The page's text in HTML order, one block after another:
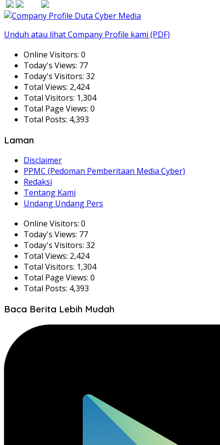
Unduh atau lihat Company Profile kami (PDF)
Online Visitors: 0
Today's Views: 77
Today's Visitors: 32
Total Views: 2,424
Total Visitors: 1,304
Total Page Views: 0
Total Posts: 4,393
Laman
Disclaimer
PPMC (Pedoman Pemberitaan Media Cyber)
Redaksi
Tentang Kami
Undang Undang Pers
Online Visitors: 0
Today's Views: 77
Today's Visitors: 32
Total Views: 2,424
Total Visitors: 1,304
Total Page Views: 0
Total Posts: 4,393
Baca Berita Lebih Mudah